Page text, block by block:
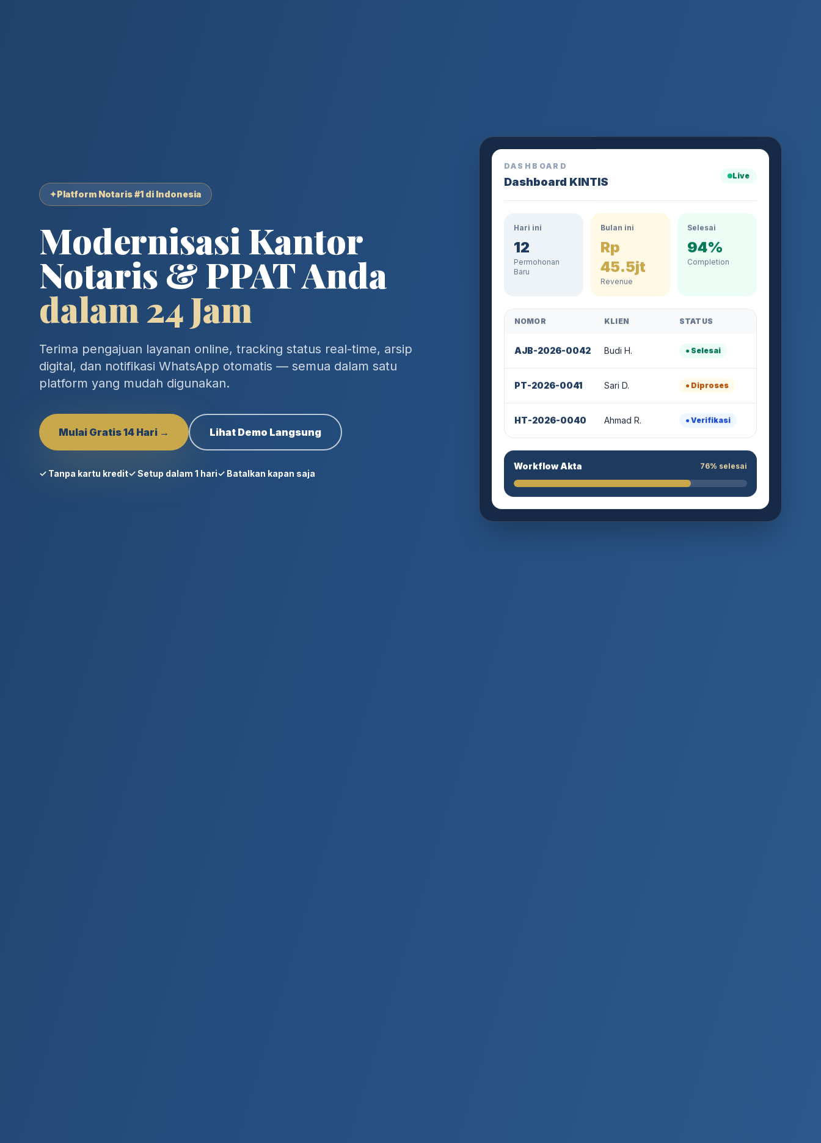
✦Platform Notaris #1 di Indonesia
Modernisasi Kantor
Notaris & PPAT Anda
dalam 24 Jam
Terima pengajuan layanan online, tracking status real-time, arsip
digital, dan notifikasi WhatsApp otomatis — semua dalam satu
platform yang mudah digunakan.
Mulai Gratis 14 Hari → Lihat Demo Langsung
✓ Tanpa kartu kredit✓ Setup dalam 1 hari✓ Batalkan kapan saja
DASHBOARD
Dashboard KINTIS Live
Hari ini
12
Permohonan
Baru
Bulan ini
Rp
45.5jt
Revenue
Selesai
94%
Completion
NOMOR KLIEN STATUS
AJB-2026-0042 Budi H. ● Selesai
PT-2026-0041 Sari D. ● Diproses
HT-2026-0040 Ahmad R. ● Verifikasi
Workflow Akta 76% selesai